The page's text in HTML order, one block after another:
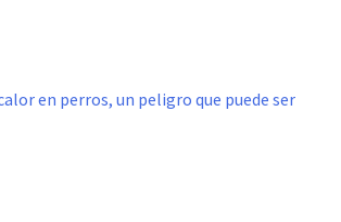
en perros, un peligro que puede ser